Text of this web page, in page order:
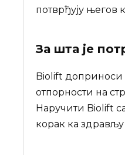
потврђују његов
За шта је
Biolift доприноси
отпорности на
Наручити Biolift
корак ка